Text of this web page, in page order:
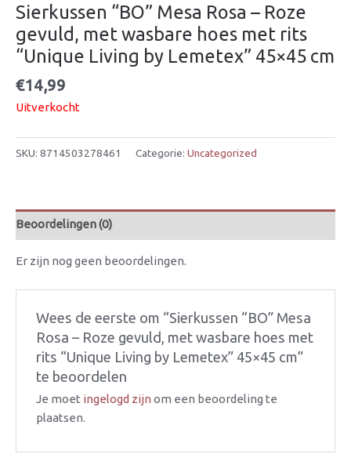
Sierkussen “BO” Mesa Rosa – Roze
gevuld, met wasbare hoes met rits
“Unique Living by Lemetex” 45×45 cm
€14,99
Uitverkocht
SKU: 8714503278461 Categorie: Uncategorized
Beoordelingen (0)
Er zijn nog geen beoordelingen.
Wees de eerste om “Sierkussen “BO” Mesa
Rosa – Roze gevuld, met wasbare hoes met
rits “Unique Living by Lemetex” 45×45 cm”
te beoordelen
Je moet ingelogd zijn om een beoordeling te
plaatsen.